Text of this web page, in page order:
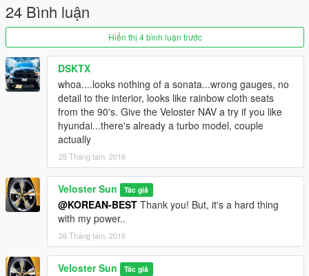
24 Bình luận
Hiển thị 4 bình luận trước
DSKTX
whoa....looks nothing of a sonata...wrong gauges, no
detail to the interior, looks like rainbow cloth seats
from the 90's. Give the Veloster NAV a try if you like
hyundai...there's already a turbo model, couple
actually
25 Tháng tám, 2016
Veloster Sun Tác giả
@KOREAN-BEST Thank you! But, it's a hard thing
with my power..
26 Tháng tám, 2016
Veloster Sun Tác giả